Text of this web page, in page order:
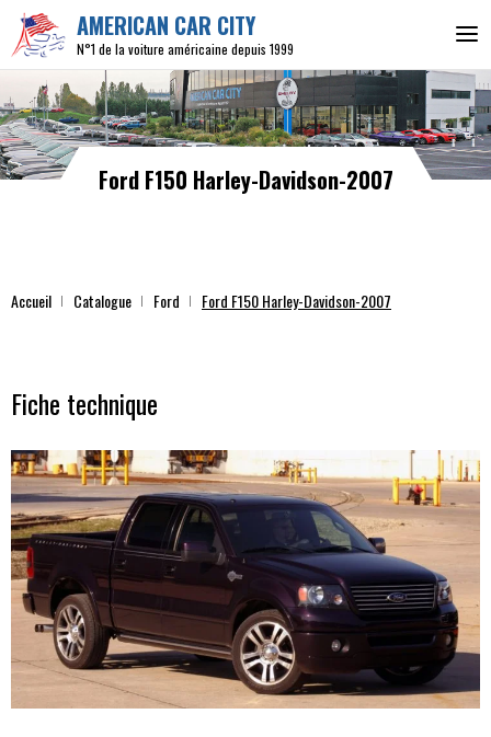
AMERICAN CAR CITY
N°1 de la voiture américaine depuis 1999
Ford F150 Harley-Davidson-2007
Accueil Catalogue Ford Ford F150 Harley-Davidson-2007
Fiche technique